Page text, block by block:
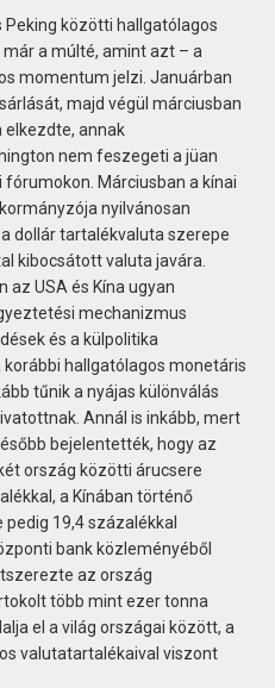
Peking közötti hallgatólagos
a múlté, amint azt – a
momentum jelzi. Januárban
majd végül márciusban
elkezdte, annak
nem feszegeti a jüan
Márciusban a kínai
nyilvánosan
dollár tartalékvaluta szerepe
kibocsátott valuta javára.
az USA és Kína ugyan
mechanizmus
és a külpolitika
hallgatólagos monetáris
tűnik a nyájas különválás
Annál is inkább, mert
bejelentették, hogy az
ország közötti árucsere
a Kínában történő
19,4 százalékkal
bank közleményéből
az ország
több mint ezer tonna
el a világ országai között, a
valutatartalékaival viszont